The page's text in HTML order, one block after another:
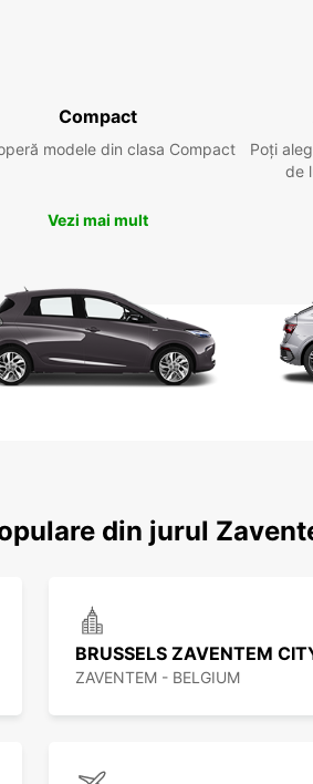
Compact
modele din clasa Compact
Vezi mai mult
Poți
de
din jurul
BRUSSELS ZAVENTEM
ZAVENTEM - BELGIUM